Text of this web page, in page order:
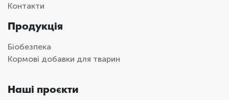
Контакти
Продукція
Біобезпека
Кормові добавки для тварин
Наші проєкти